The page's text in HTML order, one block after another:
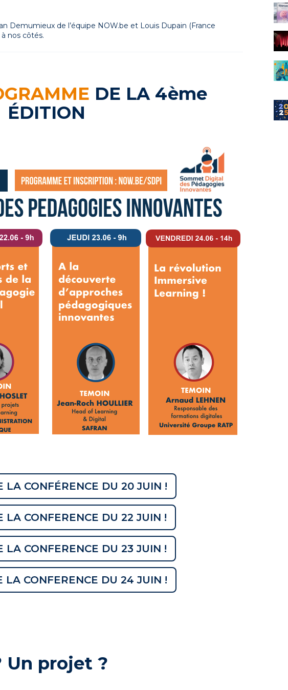
Demumieux de l’équipe NOW.be et Louis Dupain (France
nos côtés.
DE LA 4ème
ÉDITION
LA CONFÉRENCE DU 20 JUIN !
LA CONFERENCE DU 22 JUIN !
LA CONFERENCE DU 23 JUIN !
LA CONFERENCE DU 24 JUIN !
Un projet ?